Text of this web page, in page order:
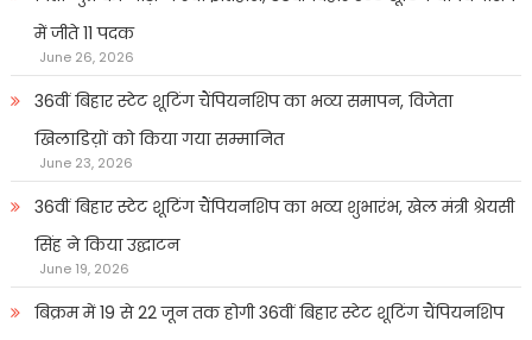
में जीते 11 पदक
June 26, 2026
36वीं बिहार स्टेट शूटिंग चैंपियनशिप का भव्य समापन, विजेता
खिलाडिय़ों को किया गया सम्मानित
June 23, 2026
36वीं बिहार स्टेट शूटिंग चैंपियनशिप का भव्य शुभारंभ, खेल मंत्री श्रेयसी
सिंह ने किया उद्घाटन
June 19, 2026
बिक्रम में 19 से 22 जून तक होगी 36वीं बिहार स्टेट शूटिंग चैंपियनशिप